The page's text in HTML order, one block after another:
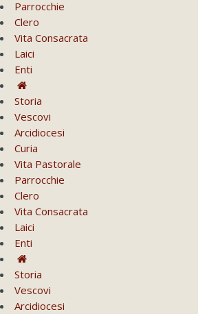
Parrocchie
Clero
Vita Consacrata
Laici
Enti
Storia
Vescovi
Arcidiocesi
Curia
Vita Pastorale
Parrocchie
Clero
Vita Consacrata
Laici
Enti
Storia
Vescovi
Arcidiocesi